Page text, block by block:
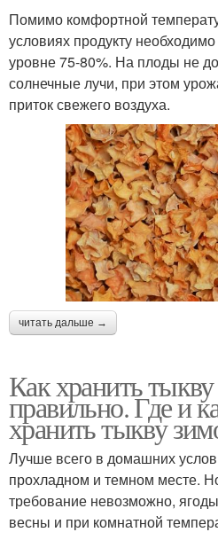
Помимо комфортной
условиях продукту
уровне 75-80%. На плоды не
солнечные лучи, при этом
приток свежего воздуха.
читать дальше →
Как хранить
правильно. Где и
хранить тыкву
Лучше всего в домашних
прохладном и темном месте.
требование невозможно,
весны и при комнатной